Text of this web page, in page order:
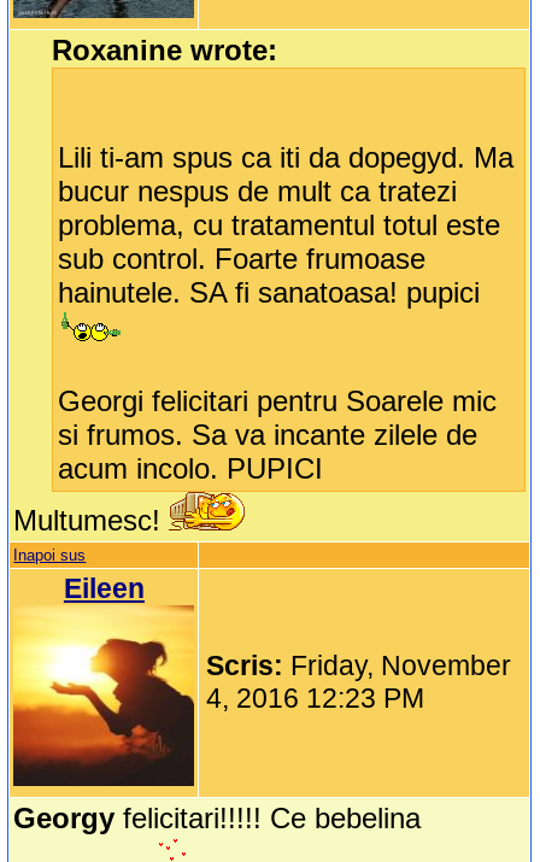
Roxanine wrote:
Lili ti-am spus ca iti da dopegyd. Ma
bucur nespus de mult ca tratezi
problema, cu tratamentul totul este
sub control. Foarte frumoase
hainutele. SA fi sanatoasa! pupici
Georgi felicitari pentru Soarele mic
si frumos. Sa va incante zilele de
acum incolo. PUPICI
Multumesc!
Inapoi sus
Eileen
Scris: Friday, November
4, 2016 12:23 PM
Georgy felicitari!!!!! Ce bebelina